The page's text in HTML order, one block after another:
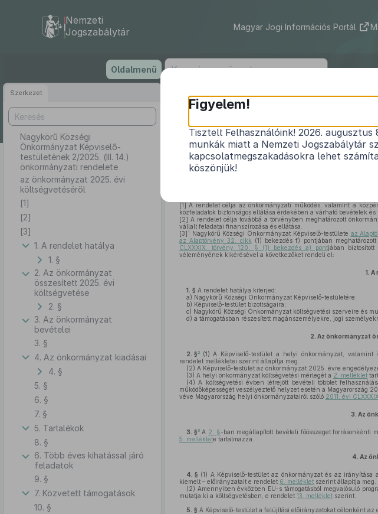
tartalomra
Nemzeti
Jogszabálytár
Magyar Jogi Információs Portál
Oldalmenü
Szerkezet
Nagykörű Községi
Önkormányzat Képviselő-
testületének 2/2025. (III. 14.)
önkormányzati rendelete
az önkormányzat 2025. évi
költségvetéséről
[1]
[2]
[3]
1. A rendelet hatálya
1. §
2. Az önkormányzat
összesített 2025. évi
költségvetése
2. §
3. Az önkormányzat
bevételei
3. §
4. Az önkormányzat kiadásai
4. §
5. §
6. §
7. §
5. Tartalékok
8. §
6. Több éves kihatással járó
feladatok
9. §
7. Közvetett támogatások
10. §
Nagykörű Községi
az önkormányzat
[1] A rendelet célja az önkormányzati működés, valamint a
közfeladatok biztonságos ellátása érdekében a várható bevételek
[2] A rendelet célja továbbá a törvényben meghatározott
vállalt feladatai finanszírozása és ellátása.
[3] 1 Nagykörű Községi Önkormányzat Képviselő-testülete az
az Alaptörvény 32. cikk (1) bekezdés f) pontjában
CLXXXIX. törvény 120. § (1) bekezdés a) pontjában
véleményének kikérésével a következőket rendeli el:
1. A
1. § A rendelet hatálya kiterjed:
a) Nagykörű Községi Önkormányzat Képviselő-testületére;
b) Képviselő-testület bizottságaira;
c) Nagykörű Községi Önkormányzat költségvetési szerveire és
d) a támogatásban részesített magánszemélyekre, jogi
2. Az önkormányzat
2. §2 (1) A Képviselő-testület a helyi önkormányzat, valamint
rendelet mellékletei szerint állapítja meg.
(2) A Képviselő-testület az önkormányzat 2025. évre
(3) A helyi önkormányzat költségvetési mérlegét a 2. melléklet
(4) A költségvetési évben létrejött bevételi többlet
működőképességét veszélyeztető helyzet esetén a Magyarország
véve Magyarország helyi önkormányzatairól szóló 2011. évi
3. Az
3. §3 A 2. §-ban megállapított bevételi főösszeget forrásonkénti
5. melléklete tartalmazza.
4. Az
4. § (1) A Képviselő-testület az önkormányzat és az
kiemelt – előirányzatait e rendelet 6. mellékletszerint állapítja meg.
(2) Amennyiben évközben EU-s támogatásból megvalósuló
mutatja ki a költségvetésben, e rendelet 13. mellékletszerint.
5. § A Képviselő-testület a felújítási előirányzatokat célonként az
Figyelem!
Tisztelt Felhasználóink! 2026.
munkák miatt a Nemzeti Jogszabálytár
kapcsolatmegszakadásokra lehet
köszönjük!